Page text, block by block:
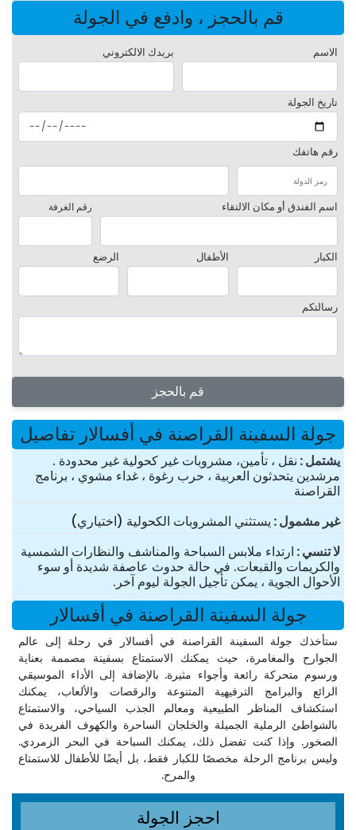
قم بالحجز ، وادفع في الجولة
الاسم بريدك الالكتروني
تاريخ الجولة
رقم هاتفك
اسم الفندق أو مكان الالتقاء رقم الغرفة
الكبار الأطفال الرضع
رسالتكم
قم بالحجز
جولة السفينة القراصنة في أفسالار تفاصيل
یشتمل نقل ، تأمين، مشروبات غير كحولية غير محدودة .
مرشدين يتحدثون العربية ، حرب رغوة ، غداء مشوي ، برنامج
القراصنة
غير مشمول يستثني المشروبات الكحولية (اختياري)
لا تنسي ارتداء ملابس السباحة والمناشف والنظارات الشمسية
والكريمات والقبعات. في حالة حدوث عاصفة شديدة أو سوء
الأحوال الجوية ، يمكن تأجيل الجولة ليوم آخر.
جولة السفينة القراصنة في أفسالار
ستأخذك جولة السفينة القراصنة في أفسالار في رحلة إلى عالم
الجوارح والمغامرة، حيث يمكنك الاستمتاع بسفينة مصممة بعناية
ورسوم متحركة رائعة وأجواء مثيرة. بالإضافة إلى الأداء الموسيقي
الرائع والبرامج الترفيهية المتنوعة والرقصات والألعاب، يمكنك
استكشاف المناظر الطبيعية ومعالم الجذب السياحي، والاستمتاع
بالشواطئ الرملية الجميلة والخلجان الساحرة والكهوف الفريدة في
الصخور. وإذا كنت تفضل ذلك، يمكنك السباحة في البحر الزمردي.
وليس برنامج الرحلة مخصصًا للكبار فقط، بل أيضًا للأطفال للاستمتاع
والمرح.
احجز الجولة